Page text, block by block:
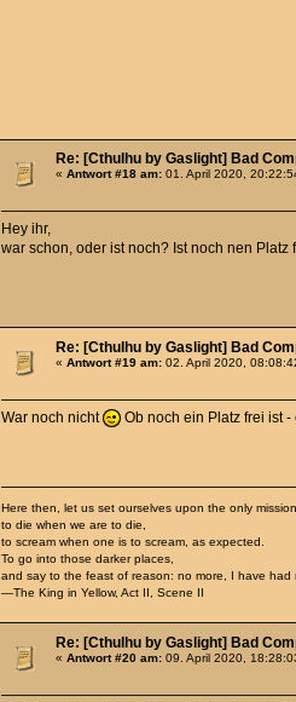
Re: [Cthulhu by Gaslight] Bad
«Antwort #18 am: 01. April 2020,
Hey ihr,
war schon, oder ist noch? Ist noch nen Platz
Re: [Cthulhu by Gaslight] Bad
«Antwort #19 am: 02. April 2020,
War noch nicht Ob noch ein Platz frei ist
Here then, let us set ourselves upon the only
to die when we are to die,
to scream when one is to scream, as expected.
To go into those darker places,
and say to the feast of reason: no more, I have had
—The King in Yellow, Act II, Scene II
Re: [Cthulhu by Gaslight] Bad
«Antwort #20 am: 09. April 2020,